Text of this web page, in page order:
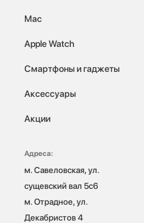
Mac
Apple Watch
Смартфоны и гаджеты
Аксессуары
Акции
Адреса:
м. Савеловская, ул.
сущевский вал 5с6
м. Отрадное, ул.
Декабристов 4